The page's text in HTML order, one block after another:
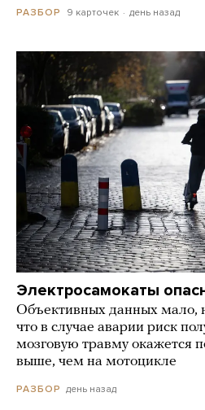
РАЗБОР 9 карточек день назад
Электросамокаты
Объективных данных мало,
что в случае аварии риск
мозговую травму окажется
выше, чем на мотоцикле
РАЗБОР день назад